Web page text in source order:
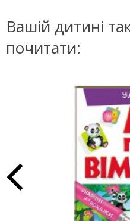
Вашій дитині
почитати: